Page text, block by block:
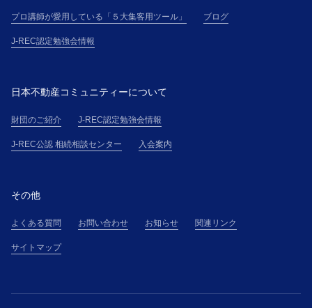
プロ講師が愛用している「５大集客用ツール」 ブログ
J-REC認定勉強会情報
日本不動産コミュニティーについて
財団のご紹介 J-REC認定勉強会情報
J-REC公認 相続相談センター 入会案内
その他
よくある質問 お問い合わせ お知らせ 関連リンク
サイトマップ